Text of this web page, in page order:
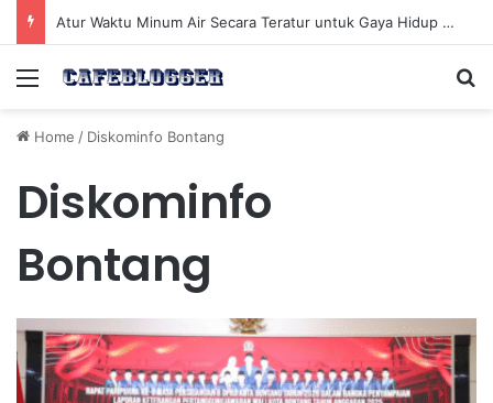
Atur Waktu Minum Air Secara Teratur untuk Gaya Hidup Sehat Sepanjang Hari
Menu
Home / Diskominfo Bontang
Diskominfo
Bontang